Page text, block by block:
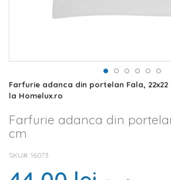
Skip
to
beginning
of
the
gallery
Farfurie adanca din portelan Fala,
la Homelux.ro
Farfurie adanca din
cm
SKU# 16073